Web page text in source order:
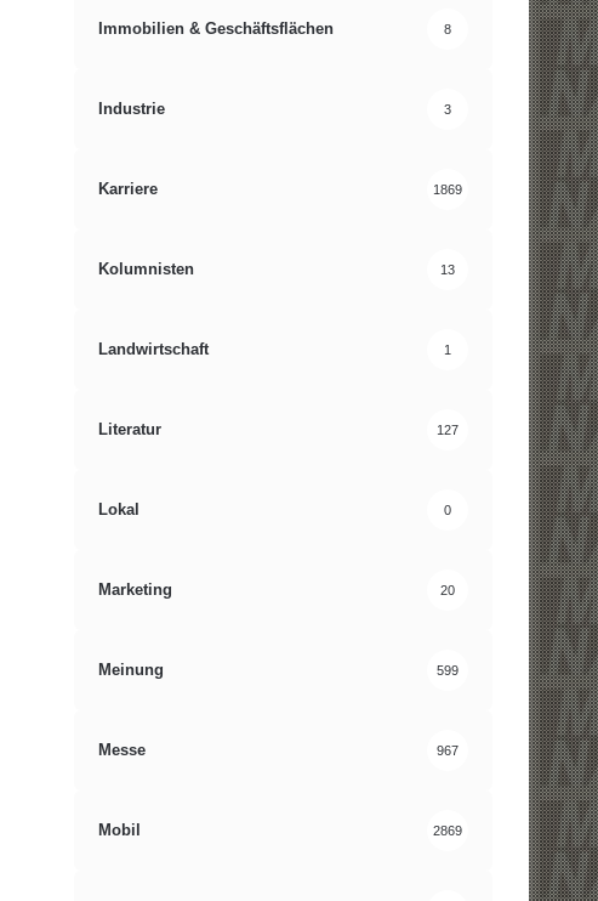
Immobilien & Geschäftsflächen 8
Industrie 3
Karriere 1869
Kolumnisten 13
Landwirtschaft 1
Literatur 127
Lokal 0
Marketing 20
Meinung 599
Messe 967
Mobil 2869